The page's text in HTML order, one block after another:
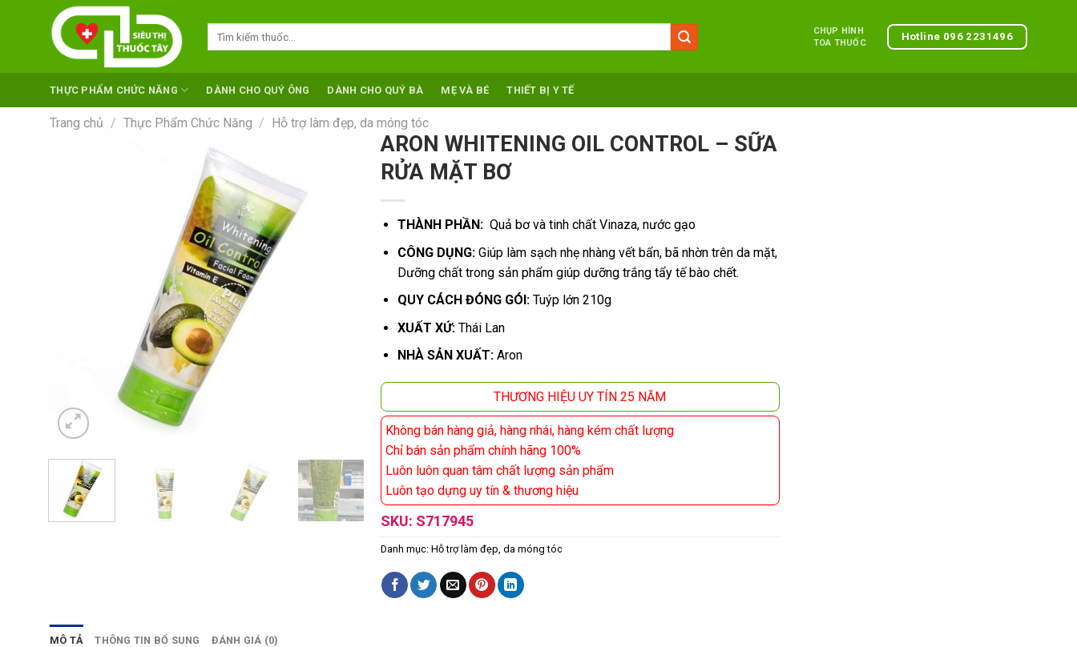
CHỤP HÌNH
TOA THUỐC
Hotline 096 2231496
THỰC PHẨM CHỨC NĂNG DÀNH CHO QUÝ ÔNG DÀNH CHO QUÝ BÀ MẸ VÀ BÉ THIẾT BỊ Y TẾ
Trang chủ / Thực Phẩm Chức Năng / Hỗ trợ làm đẹp, da móng tóc
ARON WHITENING OIL CONTROL – SỮA
RỬA MẶT BƠ
THÀNH PHẦN: Quả bơ và tinh chất Vinaza, nước gạo
CÔNG DỤNG: Giúp làm sạch nhẹ nhàng vết bẩn, bã nhờn trên da mặt,
Dưỡng chất trong sản phẩm giúp dưỡng trắng tẩy tế bào chết.
QUY CÁCH ĐÓNG GÓI: Tuýp lớn 210g
XUẤT XỨ: Thái Lan
NHÀ SẢN XUẤT: Aron
THƯƠNG HIỆU UY TÍN 25 NĂM
Không bán hàng giả, hàng nhái, hàng kém chất lượng
Chỉ bán sản phẩm chính hãng 100%
Luôn luôn quan tâm chất lượng sản phẩm
Luôn tạo dựng uy tín & thương hiệu
SKU: S717945
Danh mục: Hỗ trợ làm đẹp, da móng tóc
MÔ TẢ THÔNG TIN BỔ SUNG ĐÁNH GIÁ (0)